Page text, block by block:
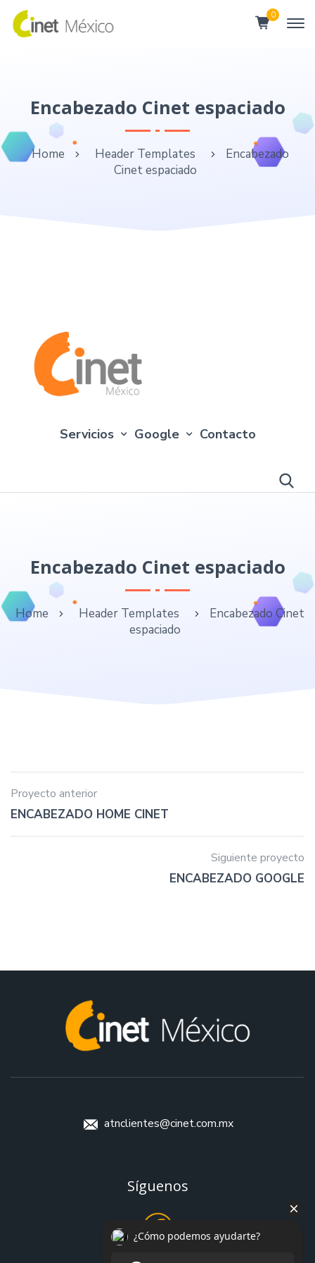
0
Encabezado Cinet espaciado
Home Header Templates
Encabezado
Cinet espaciado
Servicios Google Contacto
Encabezado Cinet espaciado
Home Header Templates
Encabezado Cinet
espaciado
Proyecto anterior
ENCABEZADO HOME CINET
Siguiente proyecto
ENCABEZADO GOOGLE
atnclientes@cinet.com.mx
Síguenos